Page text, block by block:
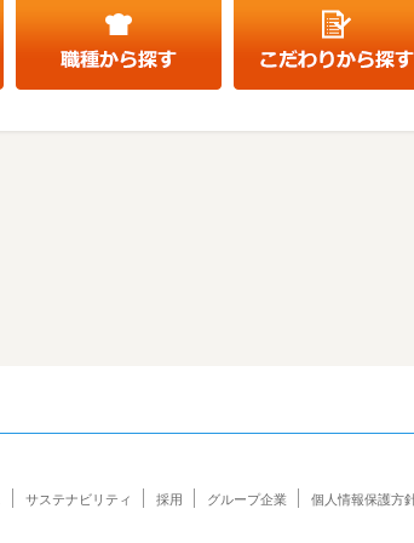
サステナビリティ 採用 グループ企業 個人情報保護方